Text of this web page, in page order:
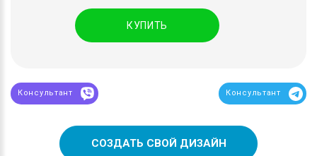
КУПИТЬ
Консультант Консультант
СОЗДАТЬ СВОЙ ДИЗАЙН